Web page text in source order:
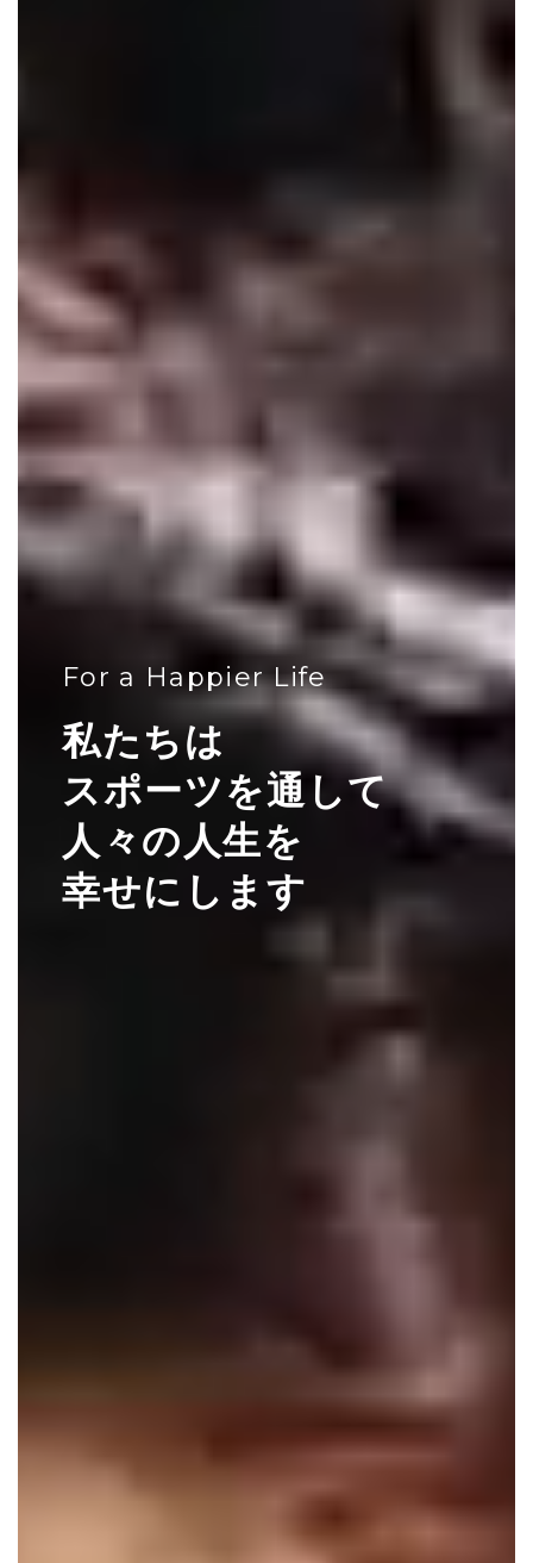
For a Happier Life
私たちは
スポーツを通して
人々の人生を
幸せにします